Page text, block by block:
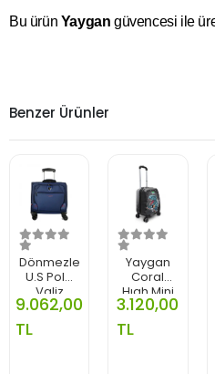
Bu ürün Yaygan güvencesi ile
Benzer Ürünler
Dönmezler
U.S Polo
Valiz
Kumas
Lacivert
9.062,00
TL
Yaygan
Coral
Hıgh Mini
Valiz
Desenli
16757
3.120,00
TL